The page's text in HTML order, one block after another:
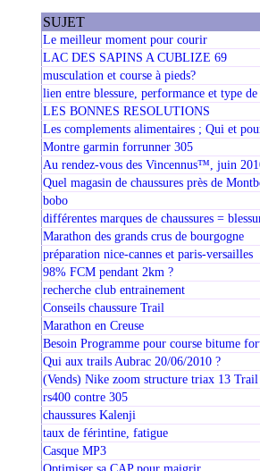
SUJET
Le meilleur moment pour courir
LAC DES SAPINS A CUBLIZE 69
musculation et course à pieds?
lien entre blessure, performance et type de
LES BONNES RESOLUTIONS
Les complements alimentaires ; Qui et
Montre garmin forrunner 305
Au rendez-vous des Vincennus™, juin
Quel magasin de chaussures près de
bobo
différentes marques de chaussures =
Marathon des grands crus de bourgogne
préparation nice-cannes et paris-versailles
98% FCM pendant 2km ?
recherche club entrainement
Conseils chaussure Trail
Marathon en Creuse
Besoin Programme pour course bitume
Qui aux trails Aubrac 20/06/2010 ?
(Vends) Nike zoom structure triax 13 Trail
rs400 contre 305
chaussures Kalenji
taux de férintine, fatigue
Casque MP3